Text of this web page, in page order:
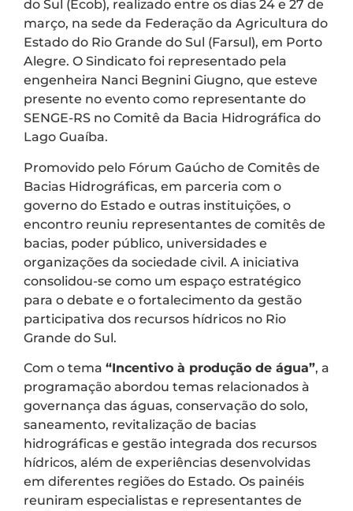
do Sul (Ecob), realizado entre os dias 24 e 27 de
março, na sede da Federação da Agricultura do
Estado do Rio Grande do Sul (Farsul), em Porto
Alegre. O Sindicato foi representado pela
engenheira Nanci Begnini Giugno, que esteve
presente no evento como representante do
SENGE-RS no Comitê da Bacia Hidrográfica do
Lago Guaíba.
Promovido pelo Fórum Gaúcho de Comitês de
Bacias Hidrográficas, em parceria com o
governo do Estado e outras instituições, o
encontro reuniu representantes de comitês de
bacias, poder público, universidades e
organizações da sociedade civil. A iniciativa
consolidou-se como um espaço estratégico
para o debate e o fortalecimento da gestão
participativa dos recursos hídricos no Rio
Grande do Sul.
Com o tema “Incentivo à produção de água”, a
programação abordou temas relacionados à
governança das águas, conservação do solo,
saneamento, revitalização de bacias
hidrográficas e gestão integrada dos recursos
hídricos, além de experiências desenvolvidas
em diferentes regiões do Estado. Os painéis
reuniram especialistas e representantes de